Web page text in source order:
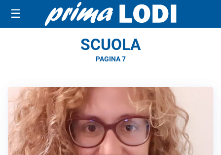
☰
SCUOLA
PAGINA 7